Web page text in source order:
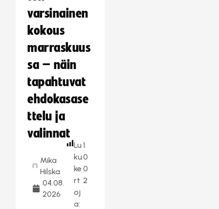
varsinainen
kokous
marraskuus
sa – näin
tapahtuvat
ehdokasase
ttelu ja
valinnat
Mika
Hilska
04.08.
2026
Lu
ku
ke
rt
oj
a:
1
0
0
2